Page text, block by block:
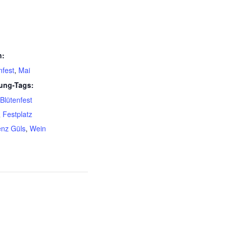
, Mai
Tags:
Blütenfest
Festplatz
Güls, Wein